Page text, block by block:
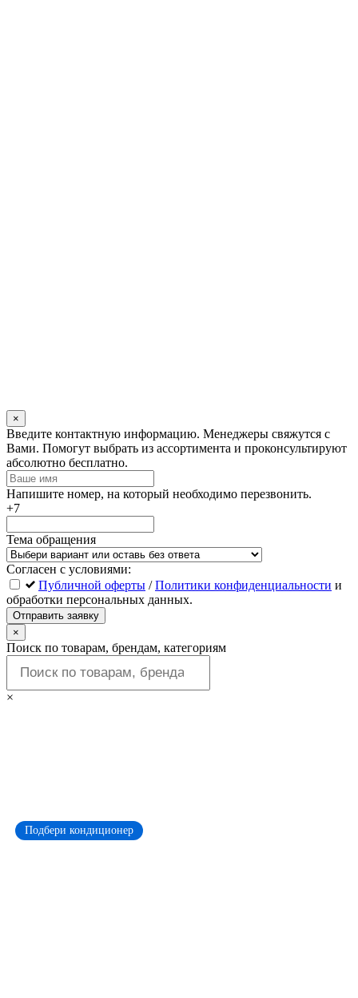
Подбери кондиционер
×
Оставьте
это
поле
пустым
Введите контактную информацию. Менеджеры свяжутся с
Вами. Помогут выбрать из ассортимента и проконсультируют
абсолютно бесплатно.
Напишите номер, на который необходимо перезвонить.
+7
Тема обращения
Согласен с условиями:
Публичной оферты /Политики конфиденциальности и
обработки персональных данных.
Отправить заявку
×
Поиск по товарам, брендам, категориям
×